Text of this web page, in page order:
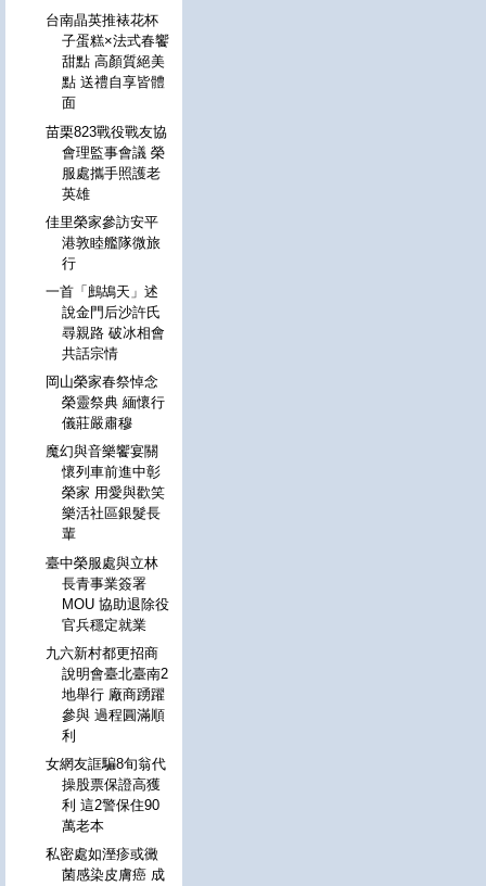
台南晶英推裱花杯
子蛋糕×法式春饗
甜點 高顏質絕美
點 送禮自享皆體
面
苗栗823戰役戰友協
會理監事會議 榮
服處攜手照護老
英雄
佳里榮家參訪安平
港敦睦艦隊微旅
行
一首「鷓鴣天」述
說金門后沙許氏
尋親路 破冰相會
共話宗情
岡山榮家春祭悼念
榮靈祭典 緬懷行
儀莊嚴肅穆
魔幻與音樂饗宴關
懷列車前進中彰
榮家 用愛與歡笑
樂活社區銀髮長
輩
臺中榮服處與立林
長青事業簽署
MOU 協助退除役
官兵穩定就業
九六新村都更招商
說明會臺北臺南2
地舉行 廠商踴躍
參與 過程圓滿順
利
女網友誆騙8旬翁代
操股票保證高獲
利 這2警保住90
萬老本
私密處如溼疹或黴
菌感染皮膚癌 成